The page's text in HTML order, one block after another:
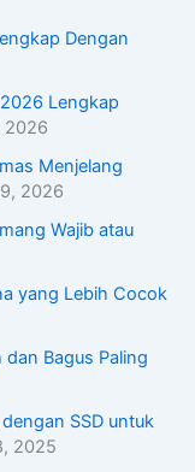
Dengan
Lengkap
2026
Menjelang
2026
Wajib atau
yang Lebih Cocok
Bagus Paling
SSD untuk
2025